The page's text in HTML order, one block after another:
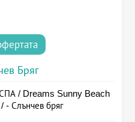
Бряг
/ Dreams Sunny Beach
- Слънчев бряг